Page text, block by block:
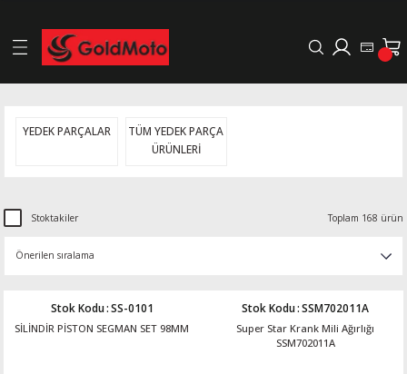
KASNAKLI ALTERNATÖRLER - 1500
YEDEK PARÇALAR
TÜM YEDEK PARÇA
ÜRÜNLERİ
Stoktakiler Toplam 168 ürün
Stok Kodu:SS-0101
SİLİNDİR PİSTON SEGMAN SET 98MM
Stok Kodu:SSM702011A
Super Star Krank Mili Ağırlığı
SSM702011A